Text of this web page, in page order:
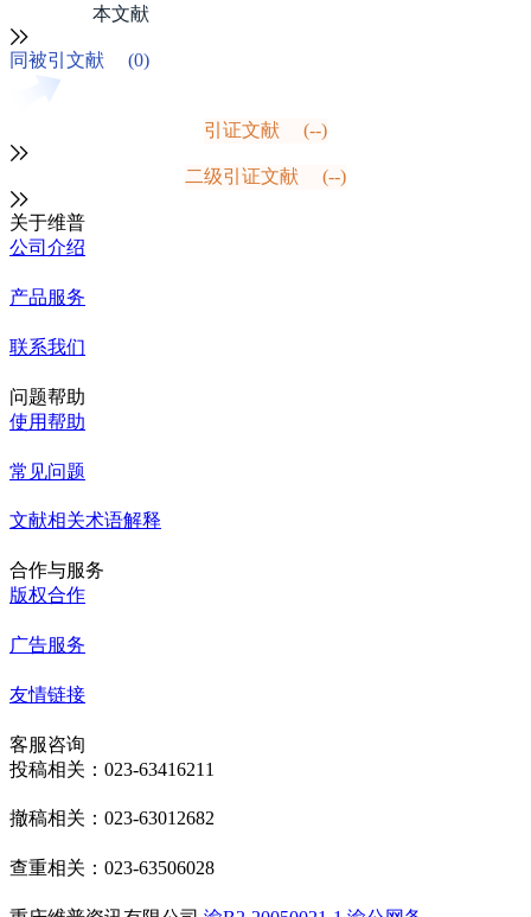
本文献
同被引文献 (0)
引证文献 (--)
二级引证文献 (--)
关于维普
公司介绍
产品服务
联系我们
问题帮助
使用帮助
常见问题
文献相关术语解释
合作与服务
版权合作
广告服务
友情链接
客服咨询
投稿相关：023-63416211
撤稿相关：023-63012682
查重相关：023-63506028